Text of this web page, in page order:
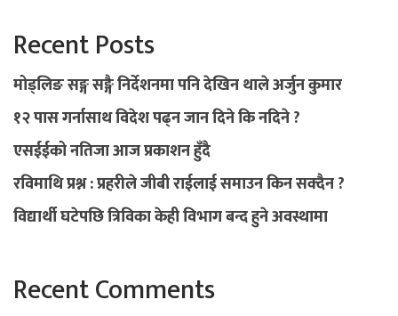
Recent Posts
मोड्लिङ सङ्ग सङ्गै निर्देशनमा पनि देखिन थाले अर्जुन कुमार
१२ पास गर्नासाथ विदेश पढ्न जान दिने कि नदिने ?
एसईईको नतिजा आज प्रकाशन हुँदै
रविमाथि प्रश्न : प्रहरीले जीबी राईलाई समाउन किन सक्दैन ?
विद्यार्थी घटेपछि त्रिविका केही विभाग बन्द हुने अवस्थामा
Recent Comments